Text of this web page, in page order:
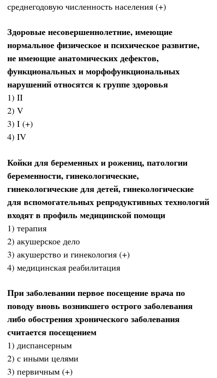
среднегодовую численность населения (+)
Здоровые несовершеннолетние, имеющие
нормальное физическое и психическое развитие,
не имеющие анатомических дефектов,
функциональных и морфофункциональных
нарушений относятся к группе здоровья
1) II
2) V
3) I (+)
4) IV
Койки для беременных и рожениц, патологии
беременности, гинекологические,
гинекологические для детей, гинекологические
для вспомогательных репродуктивных технологий
входят в профиль медицинской помощи
1) терапия
2) акушерское дело
3) акушерство и гинекология (+)
4) медицинская реабилитация
При заболевании первое посещение врача по
поводу вновь возникшего острого заболевания
либо обострения хронического заболевания
считается посещением
1) диспансерным
2) с иными целями
3) первичным (+)